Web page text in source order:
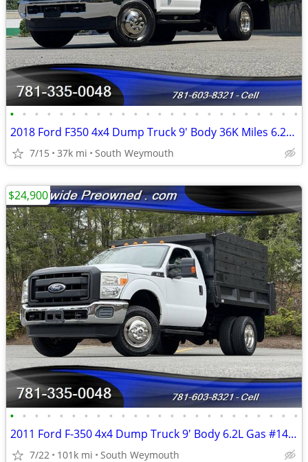
• • • • • • • • • • • • • • • • • • • • • • • •
2018 Ford F350 4x4 Dump Truck 9' Body 36K Miles 6.2L #14938
7/15 37k mi South Weymouth
• • • • • • • • • • • • • • • • • • • • • • • •
2011 Ford F-350 4x4 Dump Truck 9' Body 6.2L Gas #14661
7/22 101k mi South Weymouth
$24,900